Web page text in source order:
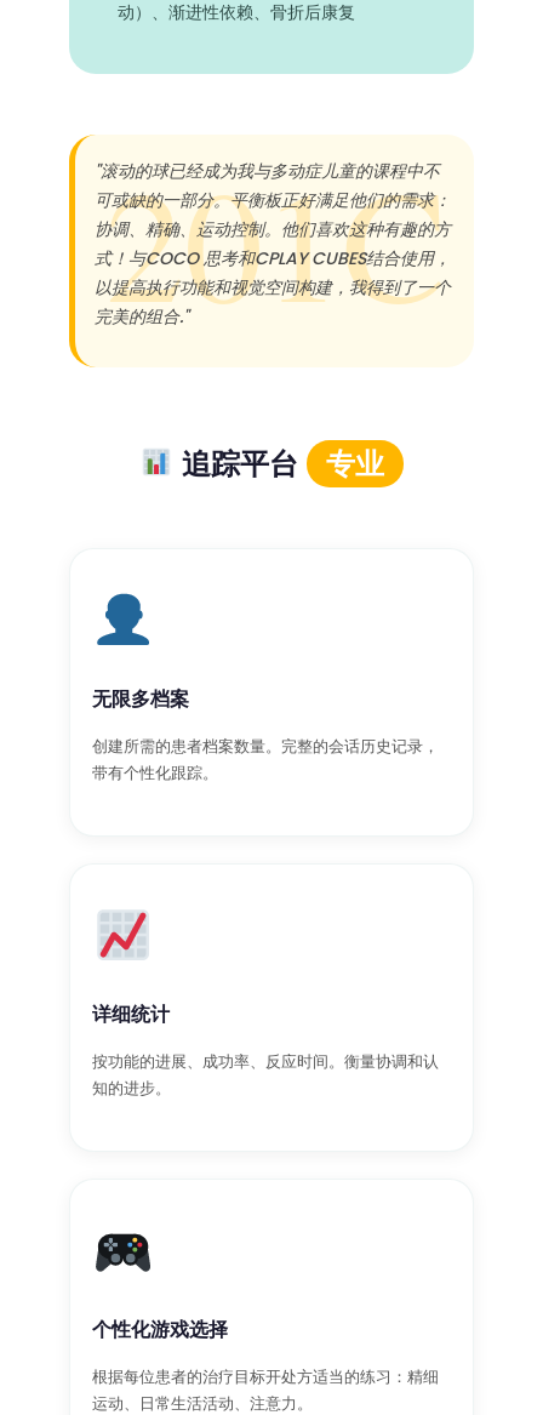
动）、渐进性依赖、骨折后康复
"滚动的球已经成为我与多动症儿童的课程中不
可或缺的一部分。平衡板正好满足他们的需求：
协调、精确、运动控制。他们喜欢这种有趣的方
式！与COCO 思考和CPLAY CUBES结合使用，
以提高执行功能和视觉空间构建，我得到了一个
完美的组合."
追踪平台 专业
无限多档案
创建所需的患者档案数量。完整的会话历史记录，
带有个性化跟踪。
详细统计
按功能的进展、成功率、反应时间。衡量协调和认
知的进步。
个性化游戏选择
根据每位患者的治疗目标开处方适当的练习：精细
运动、日常生活活动、注意力。